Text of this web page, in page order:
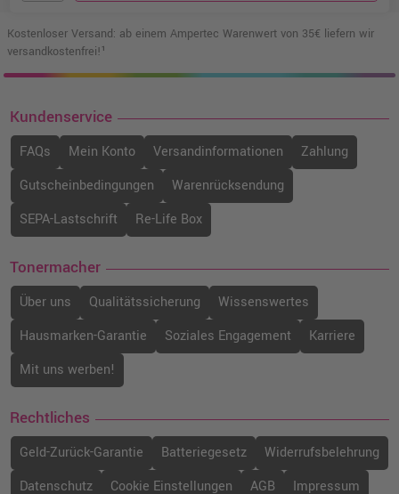
Kostenloser Versand: ab einem Ampertec Warenwert von 35€ liefern wir
versandkostenfrei!¹
Kundenservice
FAQs Mein Konto Versandinformationen
Zahlung
Gutscheinbedingungen
Warenrücksendung
SEPA-Lastschrift
Re-Life Box
Tonermacher
Über uns Qualitätssicherung
Wissenswertes
Hausmarken-Garantie
Soziales Engagement
Karriere
Mit uns werben!
Rechtliches
Geld-Zurück-Garantie Batteriegesetz
Widerrufsbelehrung
Datenschutz
Cookie Einstellungen AGB Impressum